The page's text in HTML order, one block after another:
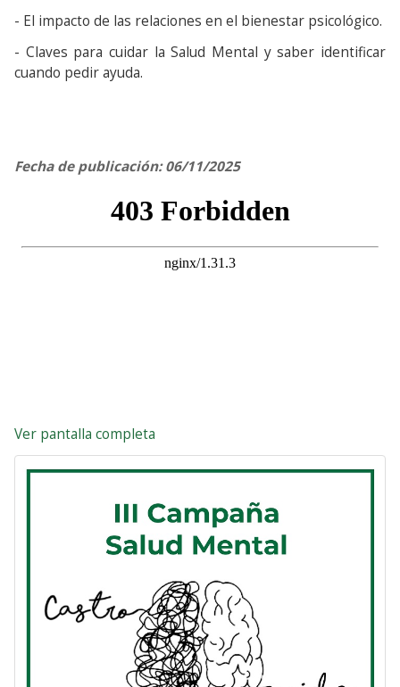
- El impacto de las relaciones en el bienestar psicológico.
- Claves para cuidar la Salud Mental y saber identificar
cuando pedir ayuda.
Fecha de publicación: 06/11/2025
Ver pantalla completa